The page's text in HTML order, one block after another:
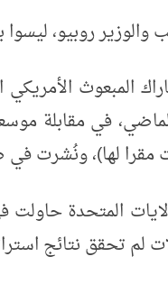
روبيو،
المبعوث
في مقابلة
مقرا لها)، ونُشرت في
المتحدة
لم تحقق نتائج